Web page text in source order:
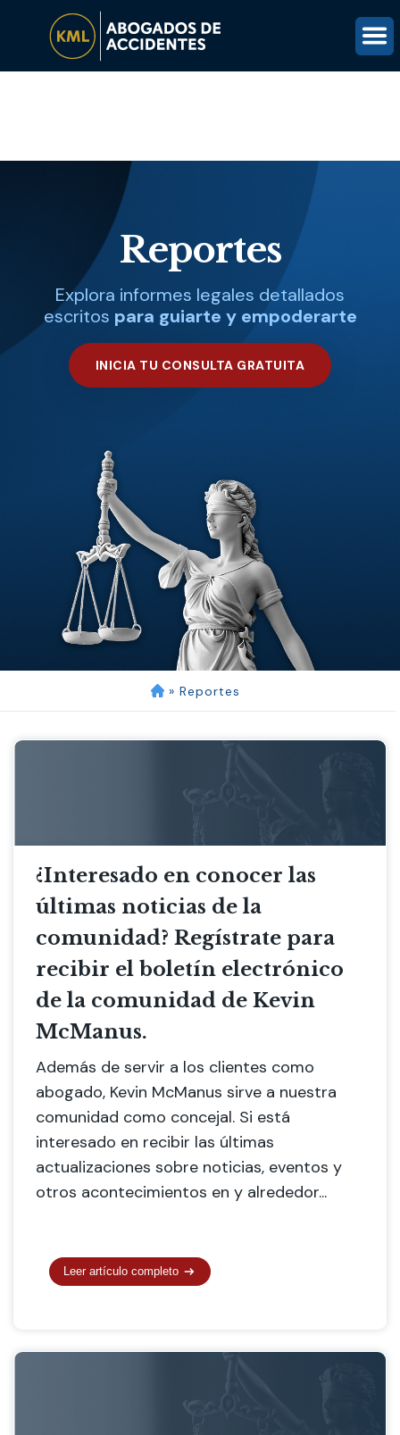
OBTÉN UNA REVISIÓN GRATUITA DEL CASO
Reportes
Explora informes legales detallados
escritos para guiarte y empoderarte
INICIA TU CONSULTA GRATUITA
» Reportes
¿Interesado en conocer las
últimas noticias de la
comunidad? Regístrate para
recibir el boletín electrónico
de la comunidad de Kevin
McManus.
Además de servir a los clientes como
abogado, Kevin McManus sirve a nuestra
comunidad como concejal. Si está
interesado en recibir las últimas
actualizaciones sobre noticias, eventos y
otros acontecimientos en y alrededor...
Leer artículo completo